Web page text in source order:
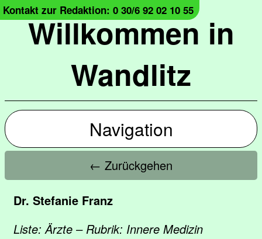
Willkommen in
Wandlitz
Kontakt zur Redaktion: 0 30/6 92 02 10 55
Navigation
← Zurückgehen
Dr. Stefanie Franz
Liste: Ärzte – Rubrik: Innere Medizin